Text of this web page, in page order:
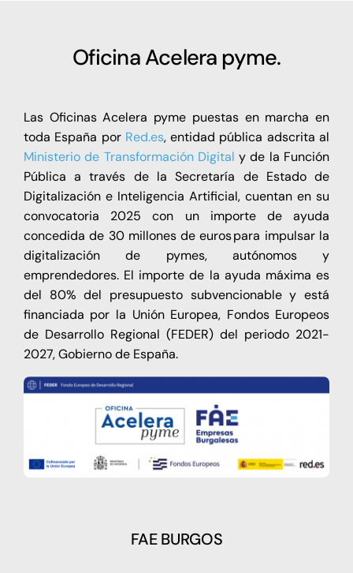
Oficina Acelera pyme.
Las Oficinas Acelera pyme puestas en marcha en
toda España por Red.es, entidad pública adscrita al
Ministerio de Transformación Digital y de la Función
Pública a través de la Secretaría de Estado de
Digitalización e Inteligencia Artificial, cuentan en su
convocatoria 2025 con un importe de ayuda
concedida de 30 millones de euros para impulsar la
digitalización de pymes, autónomos y
emprendedores. El importe de la ayuda máxima es
del 80% del presupuesto subvencionable y está
financiada por la Unión Europea, Fondos Europeos
de Desarrollo Regional (FEDER) del periodo 2021-
2027, Gobierno de España.
FAE BURGOS